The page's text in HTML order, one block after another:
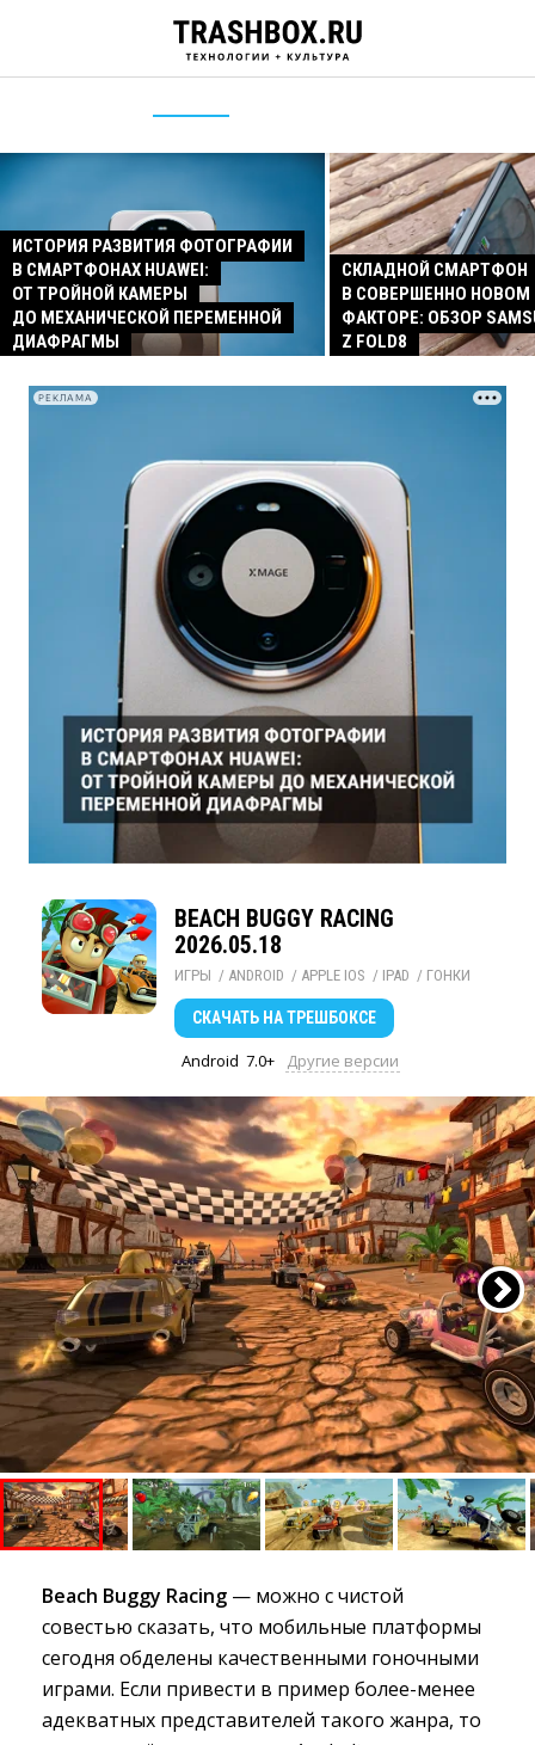
ИСТОРИЯ РАЗВИТИЯ ФОТОГРАФИИ
В СМАРТФОНАХ HUAWEI:
ОТ ТРОЙНОЙ КАМЕРЫ
ДО МЕХАНИЧЕСКОЙ ПЕРЕМЕННОЙ
ДИАФРАГМЫ
СКЛАДНОЙ СМАРТФОН
В СОВЕРШЕННО
ФАКТОРЕ: ОБЗОР
Z FOLD8
РЕКЛАМА
BEACH BUGGY RACING
2026.05.18
ИГРЫ / ANDROID / APPLE IOS / IPAD / ГОНКИ
СКАЧАТЬ НА ТРЕШБОКСЕ
Android 7.0+ Другие версии
Beach Buggy Racing — можно с чистой
совестью сказать, что мобильные платформы
сегодня обделены качественными гоночными
играми. Если привести в пример более-менее
адекватных представителей такого жанра, то